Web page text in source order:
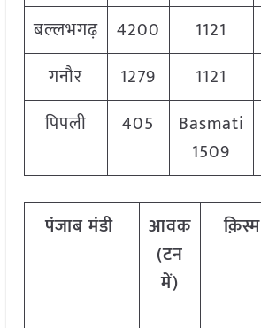
बल्लभगढ़ 4200 1121
गनौर
1279 1121
पिपली
405
Basmati
1509
पंजाब मंडी
आवक
(टन
में)
क़िस्म